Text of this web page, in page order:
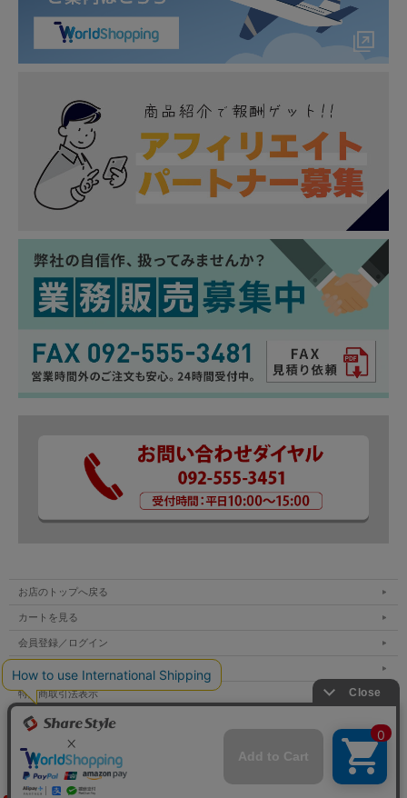
お店のトップへ戻る
カートを見る
会員登録／ログイン
特定商取引法表示
個人情報の取扱い
サイトマップ
お問い合わせ